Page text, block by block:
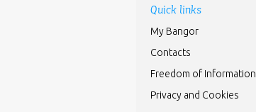
Quick links
My Bangor
Contacts
Freedom of Information
Privacy and Cookies